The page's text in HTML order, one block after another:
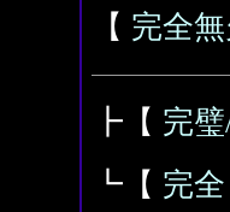
【 完全無
┣【 完
┗【 完全